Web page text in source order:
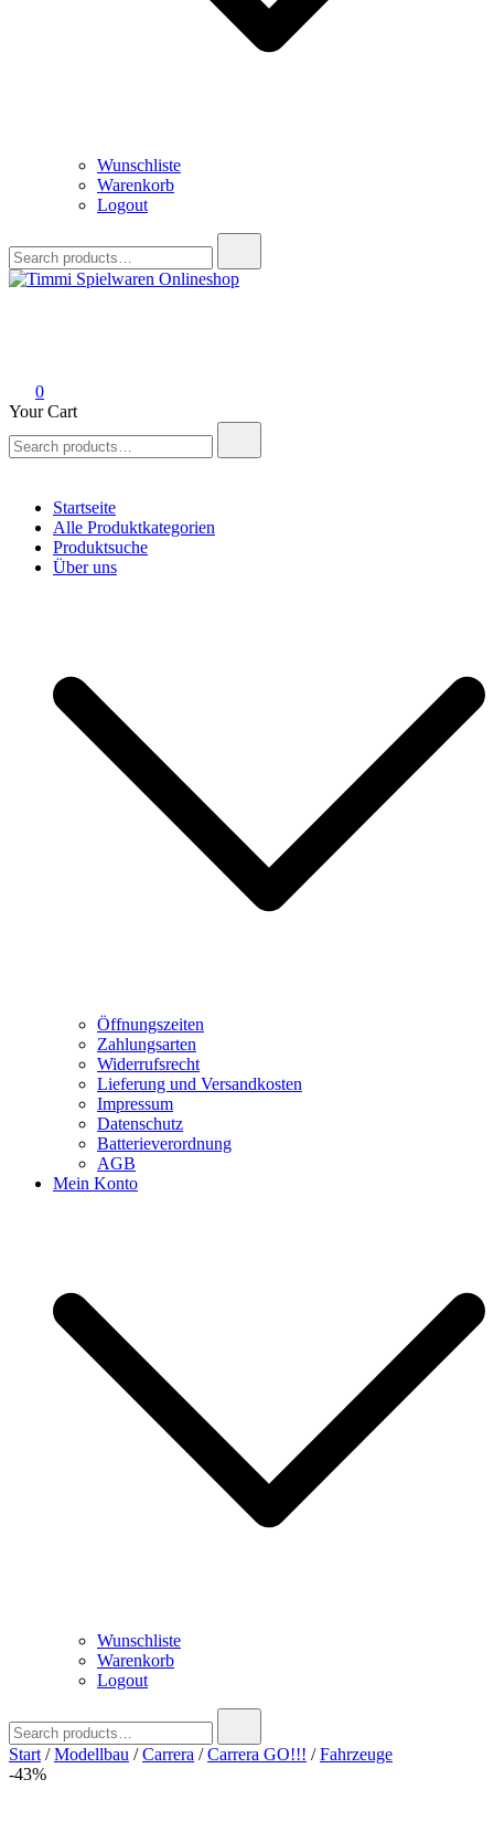
Wunschliste
Warenkorb
Logout
for:
0
Your Cart
for:
Startseite
Alle Produktkategorien
Produktsuche
Über uns
Öffnungszeiten
Zahlungsarten
Widerrufsrecht
Lieferung und Versandkosten
Impressum
Datenschutz
Batterieverordnung
AGB
Mein Konto
Wunschliste
Warenkorb
Logout
for:
Start /Modellbau /Carrera /Carrera GO!!! /Fahrzeuge
-43%